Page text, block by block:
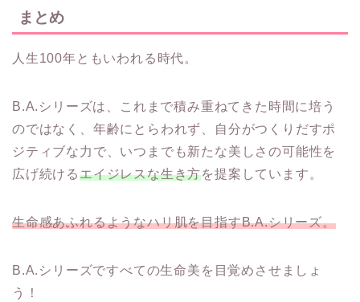
まとめ
人生100年ともいわれる時代。
B.A.シリーズは、これまで積み重ねてきた時間に培う
のではなく、年齢にとらわれず、自分がつくりだすポ
ジティブな力で、いつまでも新たな美しさの可能性を
広げ続けるエイジレスな生き方を提案しています。
生命感あふれるようなハリ肌を目指すB.A.シリーズ。
B.A.シリーズですべての生命美を目覚めさせましょ
う！